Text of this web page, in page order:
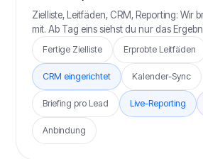
Zielliste, Leitfäden, CRM, Reporting: Wir
mit. Ab Tag eins siehst du nur das
Fertige Zielliste Erprobte Leitfäden
CRM eingerichtet Kalender-Sync
Briefing pro Lead Live-Reporting
Anbindung